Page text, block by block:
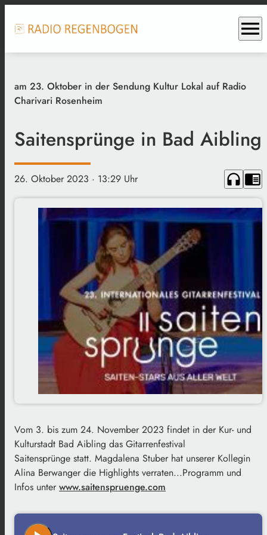
menu
am 23. Oktober in der Sendung Kultur Lokal auf Radio
Charivari Rosenheim
Saitensprünge in Bad Aibling
26. Oktober 2023 · 13:29 Uhr headphones chrome_reader_mode
Vom 3. bis zum 24. November 2023 findet in der Kur- und
Kulturstadt Bad Aibling das Gitarrenfestival
Saitensprünge statt. Magdalena Stuber hat unserer Kollegin
Alina Berwanger die Highlights verraten...Programm und
Infos unter www.saitenspruenge.com